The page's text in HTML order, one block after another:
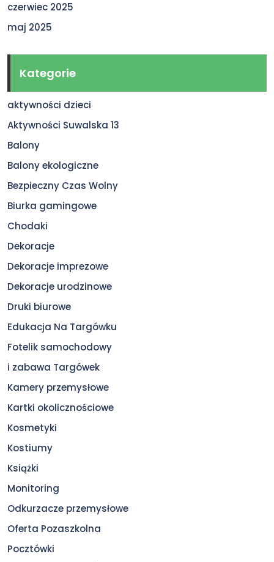
czerwiec 2025
maj 2025
Kategorie
aktywności dzieci
Aktywności Suwalska 13
Balony
Balony ekologiczne
Bezpieczny Czas Wolny
Biurka gamingowe
Chodaki
Dekoracje
Dekoracje imprezowe
Dekoracje urodzinowe
Druki biurowe
Edukacja Na Targówku
Fotelik samochodowy
i zabawa Targówek
Kamery przemysłowe
Kartki okolicznościowe
Kosmetyki
Kostiumy
Książki
Monitoring
Odkurzacze przemysłowe
Oferta Pozaszkolna
Pocztówki